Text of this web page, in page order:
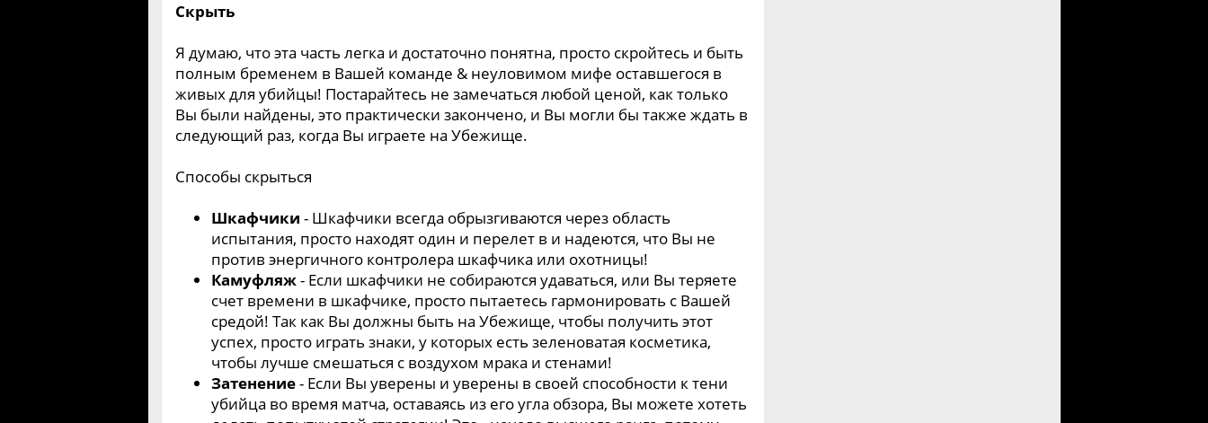
Скрыть
Я думаю, что эта часть легка и достаточно понятна, просто скройтесь и быть
полным бременем в Вашей команде & неуловимом мифе оставшегося в
живых для убийцы! Постарайтесь не замечаться любой ценой, как только
Вы были найдены, это практически закончено, и Вы могли бы также ждать в
следующий раз, когда Вы играете на Убежище.
Способы скрыться
Шкафчики - Шкафчики всегда обрызгиваются через область
испытания, просто находят один и перелет в и надеются, что Вы не
против энергичного контролера шкафчика или охотницы!
Камуфляж- Если шкафчики не собираются удаваться, или Вы теряете
счет времени в шкафчике, просто пытаетесь гармонировать с Вашей
средой! Так как Вы должны быть на Убежище, чтобы получить этот
успех, просто играть знаки, у которых есть зеленоватая косметика,
чтобы лучше смешаться с воздухом мрака и стенами!
Затенение- Если Вы уверены и уверены в своей способности к тени
убийца во время матча, оставаясь из его угла обзора, Вы можете хотеть